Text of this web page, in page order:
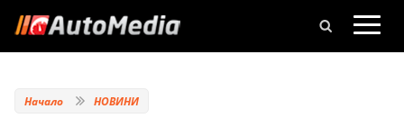
Начало НОВИНИ